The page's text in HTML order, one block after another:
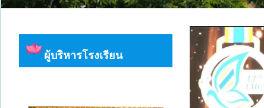
ผู้บริหารโรงเรียน